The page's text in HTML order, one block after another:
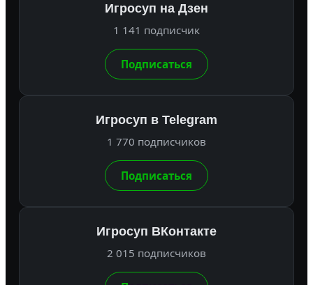
Игросуп на Дзен
1 141 подписчик
Подписаться
Игросуп в Telegram
1 770 подписчиков
Подписаться
Игросуп ВКонтакте
2 015 подписчиков